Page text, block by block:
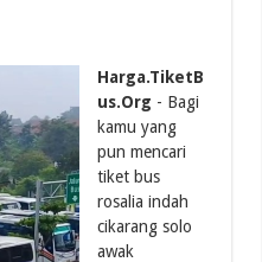
Harga.TiketB
us.Org - Bagi
kamu yang
pun mencari
tiket bus
rosalia indah
cikarang solo
awak